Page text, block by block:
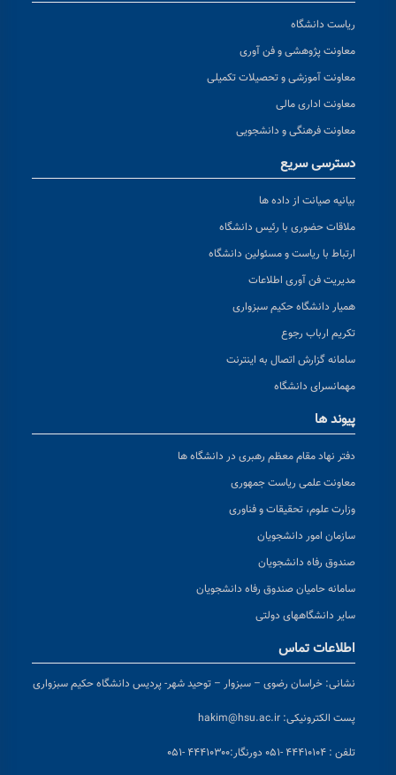
ریاست دانشگاه
معاونت پژوهشی و فن آوری
معاونت آموزشی و تحصیلات تکمیلی
معاونت اداری مالی
معاونت فرهنگی و دانشجویی
دسترسی سریع
بیانیه صیانت از داده ها
ملاقات حضوری با رئیس دانشگاه
ارتباط با ریاست و مسئولین دانشگاه
مدیریت فن آوری اطلاعات
همیار دانشگاه حکیم سبزواری
تکریم ارباب رجوع
سامانه گزارش اتصال به اینترنت
مهمانسرای دانشگاه
پیوند ها
دفتر نهاد مقام معظم رهبری در دانشگاه ها
معاونت علمی ریاست جمهوری
وزارت علوم، تحقیقات و فناوری
سازمان امور دانشجویان
صندوق رفاه دانشجویان
سامانه حامیان صندوق رفاه دانشجویان
سایر دانشگاههای دولتی
اطلاعات تماس
نشانی: خراسان رضوی – سبزوار – توحید شهر- پردیس دانشگاه حکیم سبزواری
پست الکترونیکی: hakim@hsu.ac.ir
تلفن : ۴۴۴۱۰۱۰۴ -۰۵۱ دورنگار:۴۴۴۱۰۳۰۰ -۰۵۱